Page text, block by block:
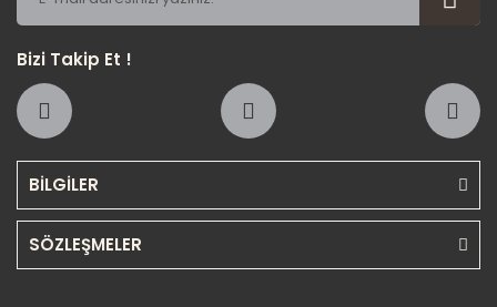
BİLGİLER
SÖZLEŞMELER
Bizi Takip Et !